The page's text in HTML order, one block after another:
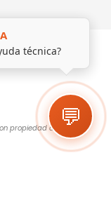
técnica?
💬
propiedad de sus